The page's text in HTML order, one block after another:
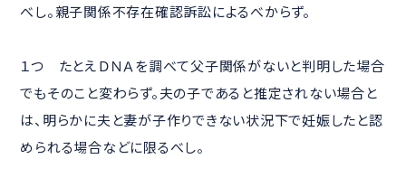
べし。親子関係不存在確認訴訟によるべからず。
１つ たとえＤＮＡを調べて父子関係がないと判明した場合
でもそのこと変わらず。夫の子であると推定されない場合と
は、明らかに夫と妻が子作りできない状況下で妊娠したと認
められる場合などに限るべし。